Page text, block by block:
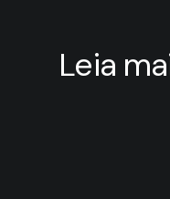
Leia